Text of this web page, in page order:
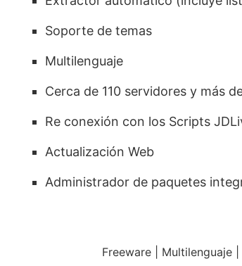
Soporte de temas
Multilenguaje
Cerca de 110 servidores y más
Re conexión con los Scripts
Actualización Web
Administrador de paquetes
Freeware | Multilenguaje